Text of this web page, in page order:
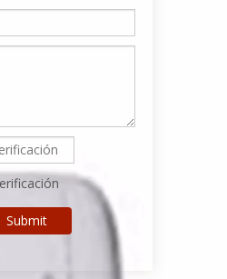
Submit